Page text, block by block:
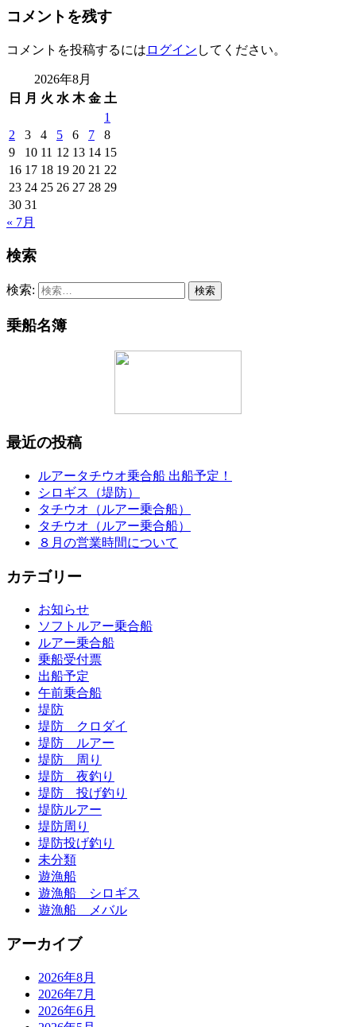
コメントを残す
コメントを投稿するには ログイン してください。
2026年8月
日
月 火 水 木 金 土
1
2
3 4 5 6 7
8
9
10 11 12 13 14 15
16 17 18 19 20 21 22
23 24 25 26 27 28 29
30 31
« 7月
検索
検索:
乗船名簿
最近の投稿
ルアータチウオ乗合船 出船予定！
シロギス（堤防）
タチウオ（ルアー乗合船）
タチウオ（ルアー乗合船）
８月の営業時間について
カテゴリー
お知らせ
ソフトルアー乗合船
ルアー乗合船
乗船受付票
出船予定
午前乗合船
堤防
堤防 クロダイ
堤防 ルアー
堤防 周り
堤防 夜釣り
堤防 投げ釣り
堤防ルアー
堤防周り
堤防投げ釣り
未分類
遊漁船
遊漁船 シロギス
遊漁船 メバル
アーカイブ
2026年8月
2026年7月
2026年6月